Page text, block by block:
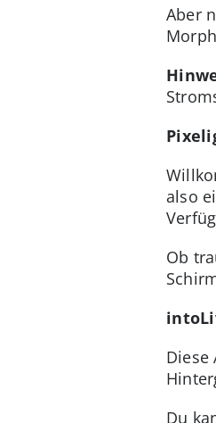
Aber
also
Ob
Diese
Du